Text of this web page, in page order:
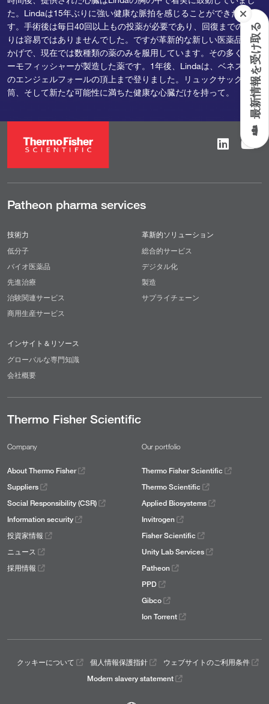
最新情報を受け取る
た。Lindaは15年ぶりに強い健康な脈拍を感じることができたので
す。手術後は毎日40回以上もの投薬が必要であり、回復までの道の
りは容易ではありませんでした。ですが革新的な新しい医薬品のお
かげで、現在では数種類の薬のみを服用しています。その多くはサ
ーモフィッシャーが製造した薬です。1年後、Lindaは、ベネズエラ
のエンジェルフォールの頂上まで登りました。リュックサックと水
筒、そして新たな可能性に満ちた健康な心臓だけを持って。
Patheon pharma services
技術力
低分子
バイオ医薬品
先進治療
治験関連サービス
商用生産サービス
革新的ソリューション
総合的サービス
デジタル化
製造
サプライチェーン
インサイト＆リソース
グローバルな専門知識
会社概要
Thermo Fisher Scientific
Company
About Thermo Fisher
Suppliers
Social Responsibility (CSR)
Information security
投資家情報
ニュース
採用情報
Our portfolio
Thermo Fisher Scientific
Thermo Scientific
Applied Biosystems
Invitrogen
Fisher Scientific
Unity Lab Services
Patheon
PPD
Gibco
Ion Torrent
クッキーについて 個人情報保護指針
ウェブサイトのご利用条件
Modern slavery statement